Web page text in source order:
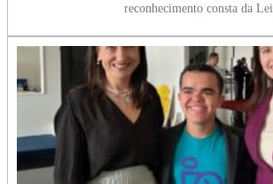
reconhecimento consta da Lei